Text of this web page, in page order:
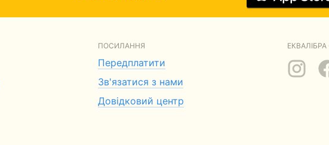
ПОСИЛАННЯ
Передплатити
Зв'язатися з нами
Довідковий центр
ЕКВАЛІБРА